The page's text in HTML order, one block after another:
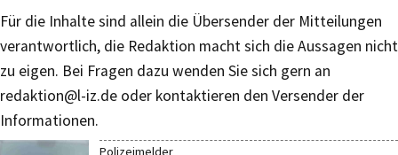
Für die Inhalte sind allein die Übersender der Mitteilungen
verantwortlich, die Redaktion macht sich die Aussagen nicht
zu eigen. Bei Fragen dazu wenden Sie sich gern an
redaktion@l-iz.de oder kontaktieren den Versender der
Informationen.
Polizeimelder